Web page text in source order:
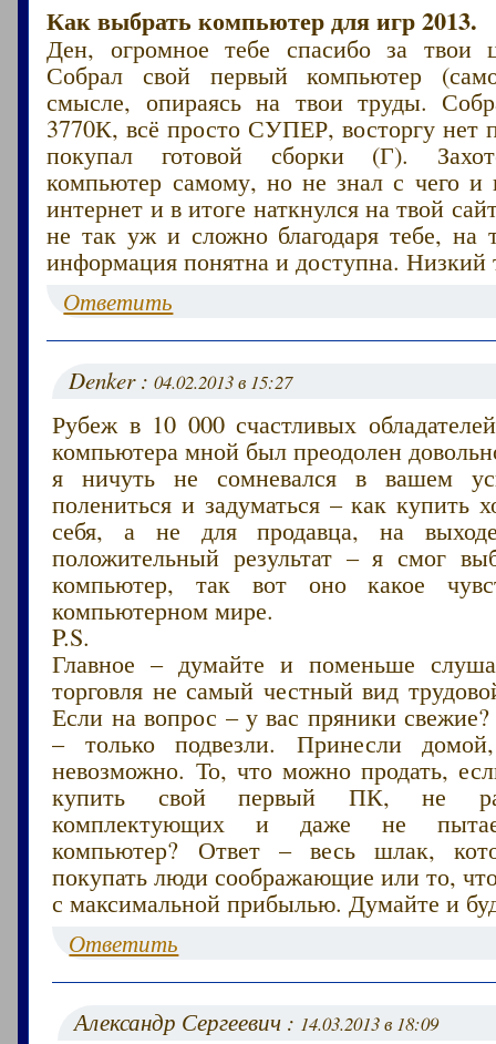
Как выбрать компьютер для игр 2013.
Ден, огромное тебе спасибо за твои
Собрал свой первый компьютер
смысле, опираясь на твои труды.
3770К, всё просто СУПЕР, восторгу нет
покупал готовой сборки (Г).
компьютер самому, но не знал с чего и
интернет и в итоге наткнулся на твой
не так уж и сложно благодаря тебе, на
информация понятна и доступна. Низкий
Ответить
Denker :04.02.2013 в 15:27
Рубеж в 10 000 счастливых
компьютера мной был преодолен
я ничуть не сомневался в вашем
полениться и задуматься – как
себя, а не для продавца, на
положительный результат – я смог
компьютер, так вот оно какое
компьютерном мире.
P.S.
Главное – думайте и поменьше
торговля не самый честный вид
Если на вопрос – у вас пряники
– только подвезли. Принесли
невозможно. То, что можно продать,
купить свой первый ПК, не
комплектующих и даже не
компьютер? Ответ – весь шлак,
покупать люди соображающие или то,
с максимальной прибылью. Думайте и
Ответить
Александр Сергеевич : 14.03.2013 в 18:09